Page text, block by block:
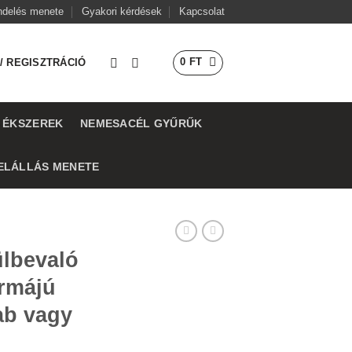
menete Gyakori kérdések Kapcsolat
REGISZTRÁCIÓ 0 FT
NEMESACÉL GYŰRŰK
MENETE
vagy